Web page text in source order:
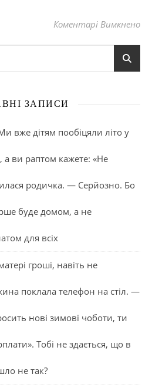
Коментарі Вимкненодо
ЗАПИСИ
вже дітям пообіцяли літо у
а ви раптом кажете: «Не
родичка. — Серйозно. Бо
буде домом, а не
для всіх
гроші, навіть не
поклала телефон на стіл. —
нові зимові чоботи, ти
Тобі не здається, що в
не так?